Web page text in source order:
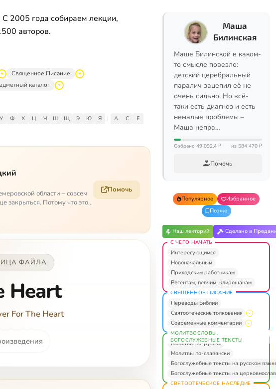
2005 года собираем лекции,
авторов.
Священное Писание
каталог
У Ф Х Ц Ч Ш Щ Э Ю Я | A C
E
области – совсем
закрыться. Потому что это
Помочь
ФАЙЛА
Heart
For The Heart
Маша
Билинская
Маше Билинской в каком-
то смысле повезло:
детский церебральный
паралич зацепил её не
очень сильно. Но всё-
таки есть диагноз и есть
немалые проблемы –
Маша непра…
Собрано 49 092,4 ₽ из 584 470 ₽
Помочь
Популярное
Избранное
Позже
Наш лекторий Сделано в
С ЧЕГО НАЧАТЬ
Интересующимся
Новоначальным
Приходским работникам
Регентам, певчим, клирошанам
СВЯЩЕННОЕ ПИСАНИЕ
Переводы Библии
Святоотеческие толкования
Современные комментарии
МОЛИТВОСЛОВЫ.
БОГОСЛУЖЕБНЫЕ ТЕКСТЫ
Молитвы по-русски
Молитвы по-славянски
Богослужебные тексты на русском
Богослужебные тексты на
СВЯТООТЕЧЕСКОЕ НАСЛЕДИЕ